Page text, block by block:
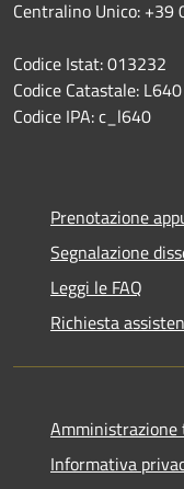
Centralino Unico: +39
Codice Istat: 013232
Codice Catastale: L640
Codice IPA: c_l640
Prenotazione
Segnalazione
Leggi le FAQ
Richiesta
Informativa